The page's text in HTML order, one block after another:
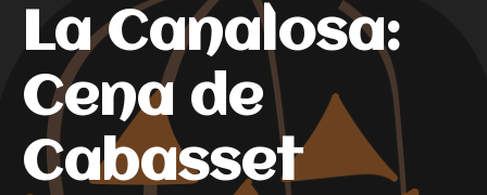
La Canalosa:
Cena de
Cabasset